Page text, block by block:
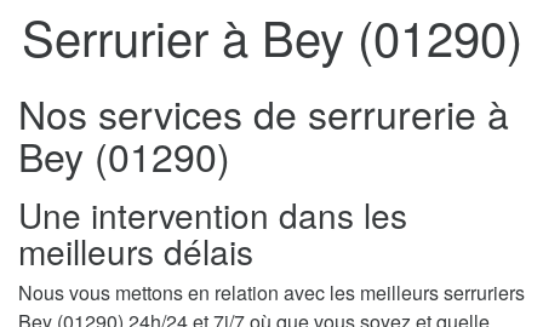
Serrurier à Bey (01290)
Nos services de serrurerie à
Bey (01290)
Une intervention dans les
meilleurs délais
Nous vous mettons en relation avec les meilleurs serruriers